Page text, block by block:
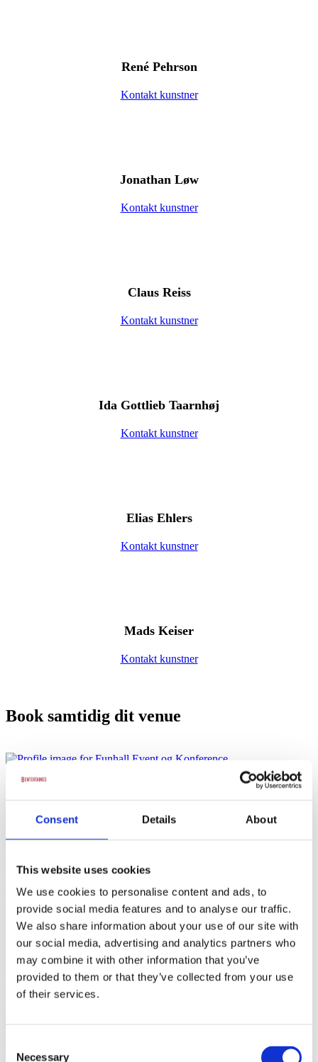
Consent Details About
This website uses cookies
We use cookies to personalise content and ads, to
provide social media features and to analyse our traffic.
We also share information about your use of our site with
our social media, advertising and analytics partners who
may combine it with other information that you’ve
provided to them or that they’ve collected from your use
of their services.
Necessary
René Pehrson
Kontakt kunstner
Jonathan Løw
Kontakt kunstner
Claus Reiss
Kontakt kunstner
Ida Gottlieb Taarnhøj
Kontakt kunstner
Elias Ehlers
Kontakt kunstner
Mads Keiser
Kontakt kunstner
Book samtidig dit venue
Funhall Event og Konference
Funhalls 4000 m2 indendørs faciliteter er designet til at
imødekomme erhvervslivets skiftende behov. Ud over de fleksible
aktivitetsområder tilbyder centeret moderne konferencelokaler og
konfigureres til forskellige formål, hvad enten der er behov for en
professionel messeopsætning, et åbent netværksområde eller en
formel konferenceopstilling. For mere fokuserede sessioner råder
Funhall over to veludstyrede mødelokaler: et med plads til 55
deltagere og et større, der kan rumme op til 120 personer. Begge
lokaler er indrettet i en tidssvarende, neutral stil og er udstyret med
avanceret AV-udstyr, herunder projektor, lydanlæg og
højhastighedsinternet, for at sikre gnidningsfri præsentationer og
videokonferencer.
120 personer